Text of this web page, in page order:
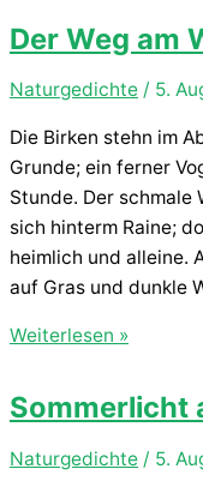
Weiher
Der Weg am
Naturgedichte / 5.
Die Birken stehn im
Grunde; ein ferner
Stunde. Der schmale
sich hinterm Raine;
heimlich und alleine.
auf Gras und dunkle
Der
am
Weiher
Weiterlesen »
Sommerlicht
Naturgedichte / 5.